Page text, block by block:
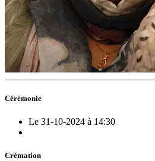
Cérémonie
Le 31-10-2024 à 14:30
Crémation